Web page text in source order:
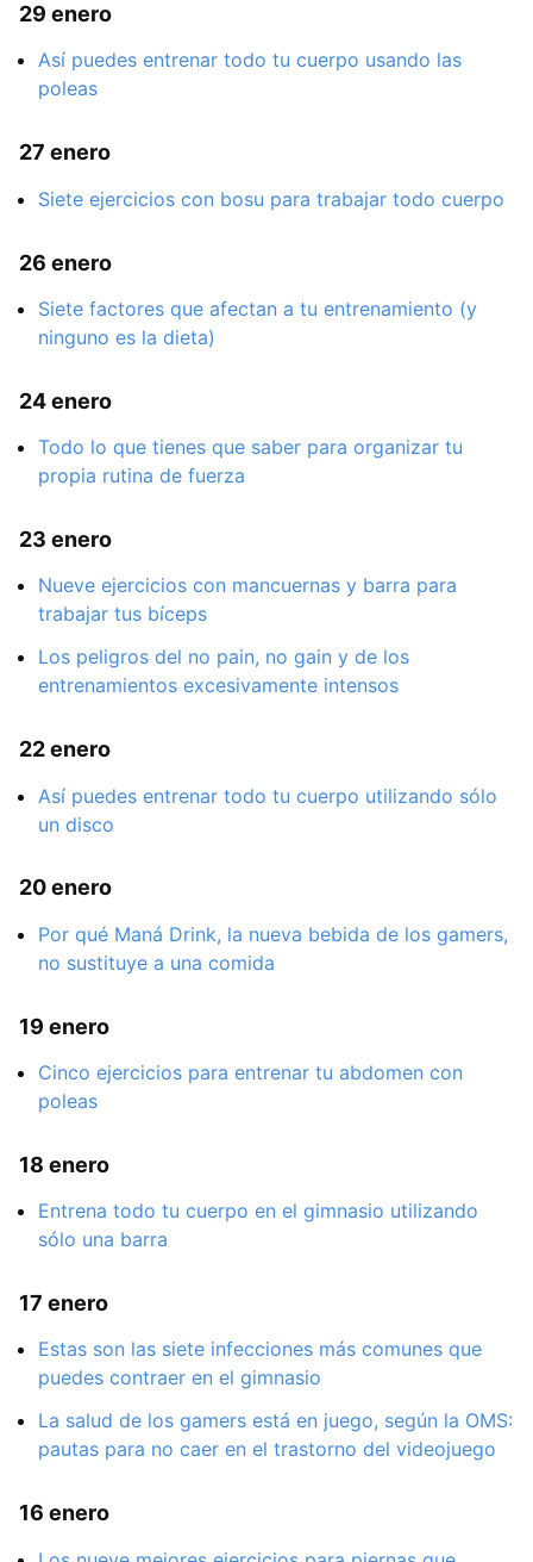
29 enero
Así puedes entrenar todo tu cuerpo usando las
poleas
27 enero
Siete ejercicios con bosu para trabajar todo cuerpo
26 enero
Siete factores que afectan a tu entrenamiento (y
ninguno es la dieta)
24 enero
Todo lo que tienes que saber para organizar tu
propia rutina de fuerza
23 enero
Nueve ejercicios con mancuernas y barra para
trabajar tus bíceps
Los peligros del no pain, no gain y de los
entrenamientos excesivamente intensos
22 enero
Así puedes entrenar todo tu cuerpo utilizando sólo
un disco
20 enero
Por qué Maná Drink, la nueva bebida de los gamers,
no sustituye a una comida
19 enero
Cinco ejercicios para entrenar tu abdomen con
poleas
18 enero
Entrena todo tu cuerpo en el gimnasio utilizando
sólo una barra
17 enero
Estas son las siete infecciones más comunes que
puedes contraer en el gimnasio
La salud de los gamers está en juego, según la OMS:
pautas para no caer en el trastorno del videojuego
16 enero